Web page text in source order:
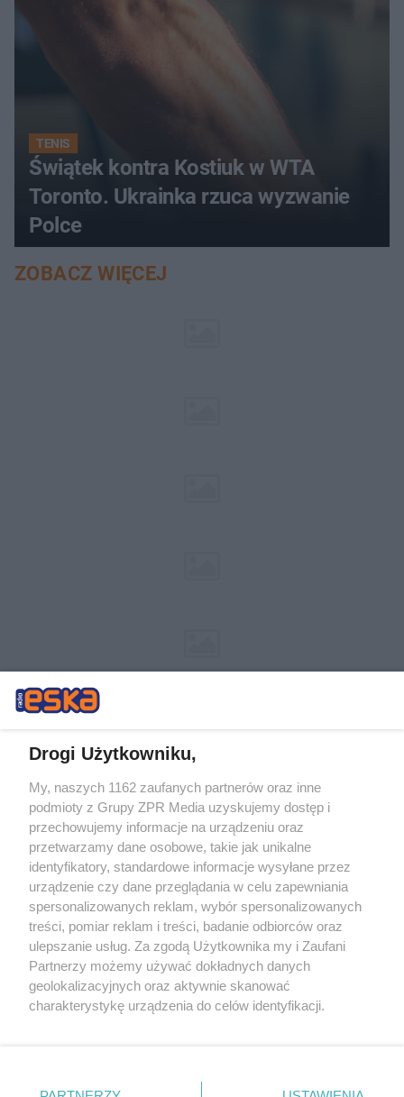
TENIS
Świątek kontra Kostiuk w WTA
Toronto. Ukrainka rzuca wyzwanie
Polce
ZOBACZ WIĘCEJ
Żaden utwór zamieszczony w serwisie nie może być powielany i
rozpowszechniany lub dalej rozpowszechniany w jakikolwiek sposób (w
tym także elektroniczny lub mechaniczny) na jakimkolwiek polu
eksploatacji w jakiejkolwiek formie, włącznie z umieszczaniem w
Internecie bez pisemnej zgody właściciela praw. Jakiekolwiek użycie lub
wykorzystanie utworów w całości lub w części z naruszeniem prawa,
tzn. bez właściwej zgody, jest zabronione pod groźbą kary i może być
ścigane prawnie.
Drogi Użytkowniku,
My, naszych 1162 zaufanych partnerów oraz inne
podmioty z Grupy ZPR Media uzyskujemy dostęp i
przechowujemy informacje na urządzeniu oraz
przetwarzamy dane osobowe, takie jak unikalne
identyfikatory, standardowe informacje wysyłane przez
urządzenie czy dane przeglądania w celu zapewniania
spersonalizowanych reklam, wybór spersonalizowanych
treści, pomiar reklam i treści, badanie odbiorców oraz
ulepszanie usług. Za zgodą Użytkownika my i Zaufani
Partnerzy możemy używać dokładnych danych
geolokalizacyjnych oraz aktywnie skanować
charakterystykę urządzenia do celów identyfikacji.
zmienić/wycofać klikając przycisk ustawień prywatności